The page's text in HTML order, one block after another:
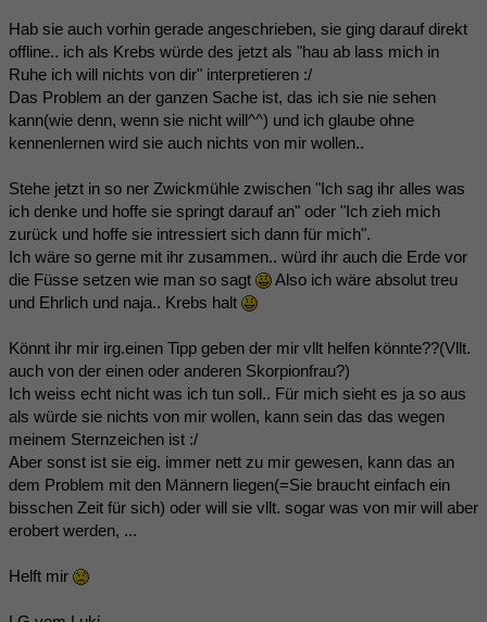
Hab sie auch vorhin gerade angeschrieben, sie ging darauf direkt
offline.. ich als Krebs würde des jetzt als "hau ab lass mich in
Ruhe ich will nichts von dir" interpretieren :/
Das Problem an der ganzen Sache ist, das ich sie nie sehen
kann(wie denn, wenn sie nicht will^^) und ich glaube ohne
kennenlernen wird sie auch nichts von mir wollen..
Stehe jetzt in so ner Zwickmühle zwischen "Ich sag ihr alles was
ich denke und hoffe sie springt darauf an" oder "Ich zieh mich
zurück und hoffe sie intressiert sich dann für mich".
Ich wäre so gerne mit ihr zusammen.. würd ihr auch die Erde vor
die Füsse setzen wie man so sagt
Also ich wäre absolut treu
und Ehrlich und naja.. Krebs halt
Könnt ihr mir irg.einen Tipp geben der mir vllt helfen könnte??(Vllt.
auch von der einen oder anderen Skorpionfrau?)
Ich weiss echt nicht was ich tun soll.. Für mich sieht es ja so aus
als würde sie nichts von mir wollen, kann sein das das wegen
meinem Sternzeichen ist :/
Aber sonst ist sie eig. immer nett zu mir gewesen, kann das an
dem Problem mit den Männern liegen(=Sie braucht einfach ein
bisschen Zeit für sich) oder will sie vllt. sogar was von mir will aber
erobert werden, ...
Helft mir